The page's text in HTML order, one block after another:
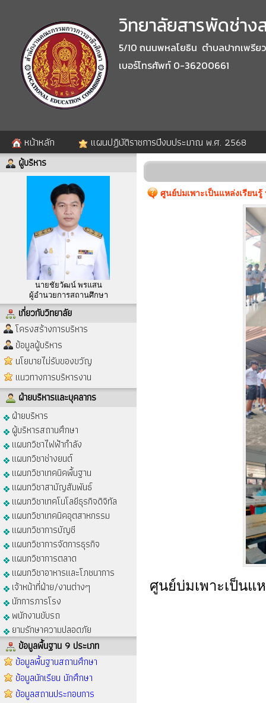
วิทยาลัยสารพัดช่าง
5/10 ถนนพหลโยธิน ตำบลปากเพรีย
เบอร์โทรศัพท์ 0-36200661
หน้าหลัก แผนปฏิบัติราชการปีงบประมาณ พ.ศ. 2568
ผู้บริหาร
นายชัยวัฒน์ พรแสน
ผู้อำนวยการสถานศึกษา
เกี่ยวกับวิทยาลัย
โครงสร้างการบริหาร
ข้อมูลผู้บริหาร
นโยบายไม่รับของขวัญ
แนวทางการบริหารงาน
ฝ่ายบริหารและบุคลากร
ฝ่ายบริหาร
ผู้บริหารสถานศึกษา
แผนกวิชาไฟฟ้ากำลัง
แผนกวิชาช่างยนต์
แผนกวิชาเทคนิคพื้นฐาน
แผนกวิชาสามัญสัมพันธ์
แผนกวิชาเทคโนโลยีธุรกิจดิจิทัล
แผนกวิชาเทคนิคอุตสาหกรรม
แผนกวิชาการบัญชี
แผนกวิชาการจัดการธุรกิจ
แผนกวิชาการตลาด
แผนกวิชาอาหารและโภชนาการ
เจ้าหน้าที่ฝ่าย/งานต่างๆ
นักการภารโรง
พนักงานขับรถ
ยามรักษาความปลอดภัย
ข้อมูลพื้นฐาน 9 ประเภท
ข้อมูลพื้นฐานสถานศึกษา
ข้อมูลนักเรียน นักศึกษา
ข้อมูลสถานประกอบการ
ศูนย์บ่มเพาะเป็นแหล่งเรียนรู้
ศูนย์บ่มเพาะเป็นแ